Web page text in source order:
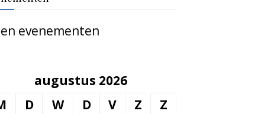
evenementen
augustus 2026
D W D V Z
Z